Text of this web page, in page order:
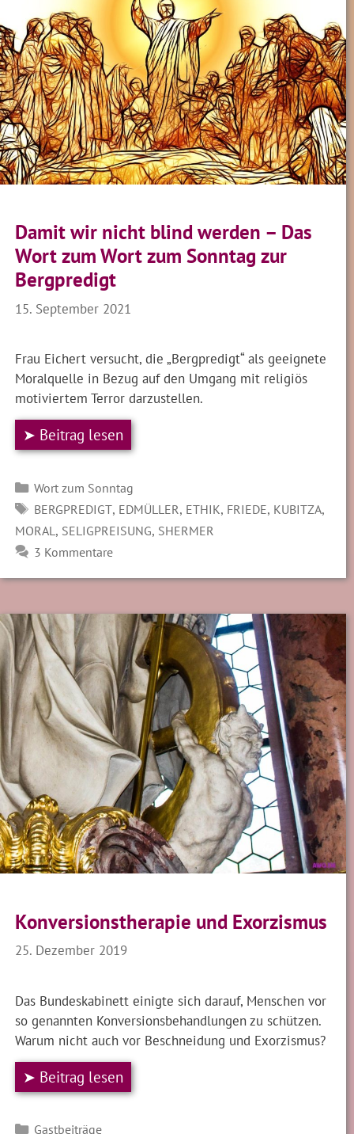
Damit wir nicht blind werden – Das
Wort zum Wort zum Sonntag zur
Bergpredigt
15. September 2021
Frau Eichert versucht, die „Bergpredigt“ als geeignete
Moralquelle in Bezug auf den Umgang mit religiös
motiviertem Terror darzustellen.
➤ Beitrag lesen
Kategorien
Wort zum Sonntag
SCHLAGWÖRTER
BERGPREDIGT, EDMÜLLER, ETHIK, FRIEDE, KUBITZA,
MORAL , SELIGPREISUNG, SHERMER
3 Kommentare
Konversionstherapie und Exorzismus
25. Dezember 2019
Das Bundeskabinett einigte sich darauf, Menschen vor
so genannten Konversionsbehandlungen zu schützen.
Warum nicht auch vor Beschneidung und Exorzismus?
➤ Beitrag lesen
Kategorien
Gastbeiträge